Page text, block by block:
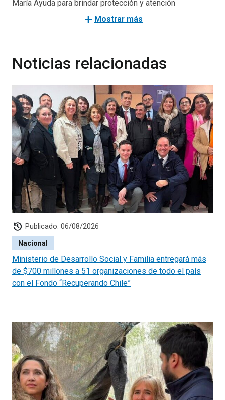
María Ayuda para brindar protección y atención
especializada a niñas, niños y adolescentes en situación
add Mostrar más
Noticias relacionadas
history Publicado: 06/08/2026
Nacional
Ministerio de Desarrollo Social y Familia entregará más
de $700 millones a 51 organizaciones de todo el país
con el Fondo “Recuperando Chile”